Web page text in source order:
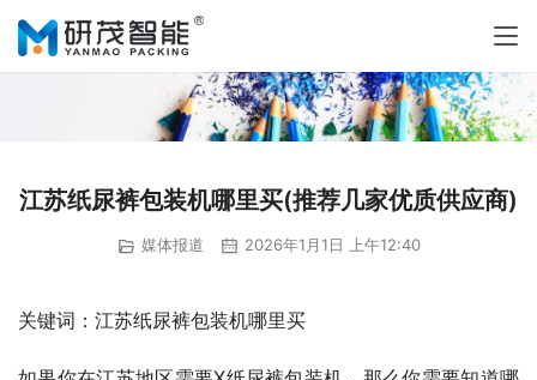
江苏纸尿裤包装机哪里买(推荐几家优质供应商)
媒体报道 2026年1月1日 上午12:40
关键词：江苏纸尿裤包装机哪里买